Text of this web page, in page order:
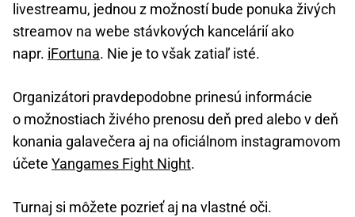
livestreamu, jednou z možností bude ponuka živých
streamov na webe stávkových kancelárií ako
napr. iFortuna. Nie je to však zatiaľ isté.
Organizátori pravdepodobne prinesú informácie
o možnostiach živého prenosu deň pred alebo v deň
konania galavečera aj na oficiálnom instagramovom
účete Yangames Fight Night.
Turnaj si môžete pozrieť aj na vlastné oči.